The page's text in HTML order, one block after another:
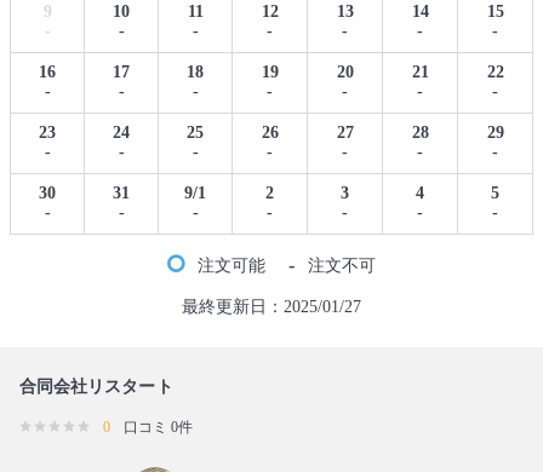
9
-
10
-
11
-
12
-
13
-
14
-
15
-
16
-
17
-
18
-
19
-
20
-
21
-
22
-
23
-
24
-
25
-
26
-
27
-
28
-
29
-
30
-
31
-
9/1
-
2
-
3
-
4
-
5
-
注文可能 - 注文不可
最終更新日：2025/01/27
合同会社リスタート
0 口コミ 0件